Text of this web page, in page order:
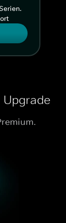
Upgrade